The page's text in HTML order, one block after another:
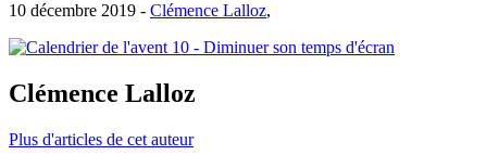
10 décembre 2019 - Clémence Lalloz,
Clémence Lalloz
Plus d'articles de cet auteur